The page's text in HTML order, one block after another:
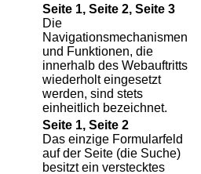
Seite 1, Seite 2, Seite 3
Die
Navigationsmechanismen
und Funktionen, die
innerhalb des Webauftritts
wiederholt eingesetzt
werden, sind stets
einheitlich bezeichnet.
Seite 1, Seite 2
Das einzige Formularfeld
auf der Seite (die Suche)
besitzt ein verstecktes